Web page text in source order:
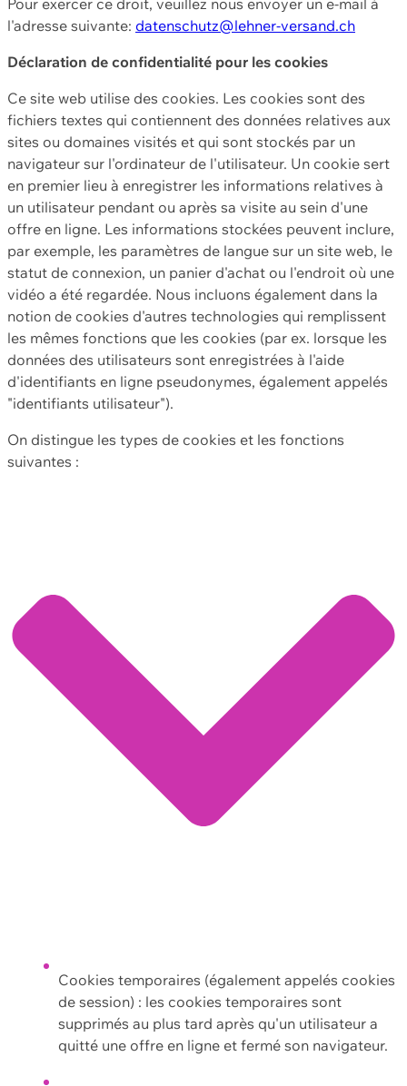
l'adresse suivante: datenschutz@lehner-versand.ch
Déclaration de confidentialité pour les cookies
Ce site web utilise des cookies. Les cookies sont des
fichiers textes qui contiennent des données relatives aux
sites ou domaines visités et qui sont stockés par un
navigateur sur l'ordinateur de l'utilisateur. Un cookie sert
en premier lieu à enregistrer les informations relatives à
un utilisateur pendant ou après sa visite au sein d'une
offre en ligne. Les informations stockées peuvent inclure,
par exemple, les paramètres de langue sur un site web, le
statut de connexion, un panier d'achat ou l'endroit où une
vidéo a été regardée. Nous incluons également dans la
notion de cookies d'autres technologies qui remplissent
les mêmes fonctions que les cookies (par ex. lorsque les
données des utilisateurs sont enregistrées à l'aide
d'identifiants en ligne pseudonymes, également appelés
"identifiants utilisateur").
On distingue les types de cookies et les fonctions
suivantes :
Cookies temporaires (également appelés cookies
de session) : les cookies temporaires sont
supprimés au plus tard après qu'un utilisateur a
quitté une offre en ligne et fermé son navigateur.